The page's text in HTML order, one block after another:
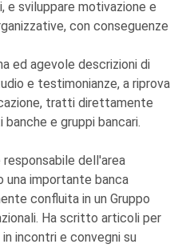
e sviluppare motivazione e
con conseguenze
ed agevole descrizioni di
e testimonianze, a riprova
tratti direttamente
e gruppi bancari.
responsabile dell'area
una importante banca
confluita in un Gruppo
Ha scritto articoli per
incontri e convegni su